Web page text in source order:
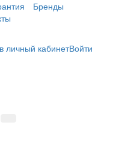
Бренды
личный кабинетВойти